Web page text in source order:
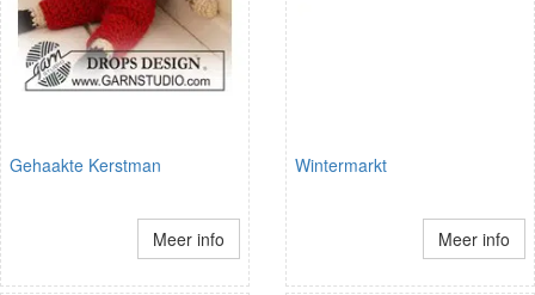
Gehaakte Kerstman
Meer info
Wintermarkt
Meer info